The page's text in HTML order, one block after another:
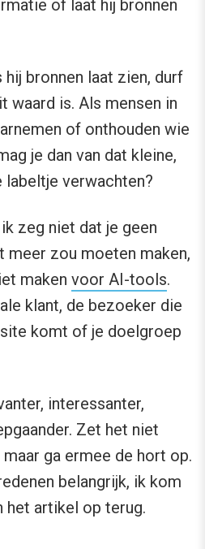
of laat hij bronnen
bronnen laat zien, durf
waard is. Als mensen in
of onthouden wie
je dan van dat kleine,
labeltje verwachten?
zeg niet dat je geen
zou moeten maken,
maken voor AI-tools.
klant, de bezoeker die
komt of je doelgroep
interessanter,
Zet het niet
ga ermee de hort op.
belangrijk, ik kom
het artikel op terug.